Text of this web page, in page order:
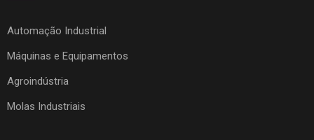
Automação Industrial
Máquinas e Equipamentos
Agroindústria
Molas Industriais